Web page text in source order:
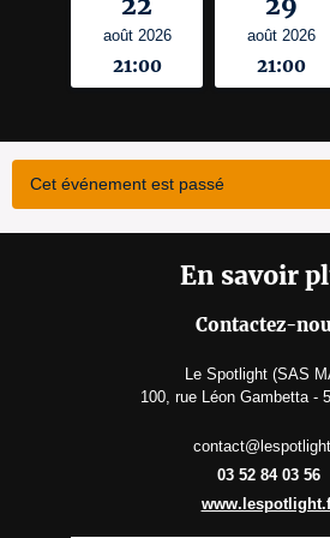
août 2026
21:00
août 2026
21:00
Cet événement est passé
En savoir
Contactez-
Le Spotlight (SAS
100, rue Léon Gambetta -
03 52 84 03 56